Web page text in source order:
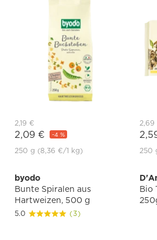
2,19 €
2,09 € -4 %
250 g (8,36 €/1 kg)
2,69
250
byodo
Bunte Spiralen aus
Hartweizen, 500 g
5.0 (3)
Bio